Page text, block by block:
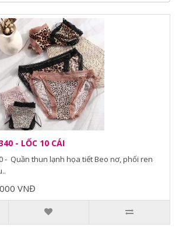
- LỐC 10 CÁI
- Quần thun lạnh họa tiết Beo nơ, phối ren
VNĐ